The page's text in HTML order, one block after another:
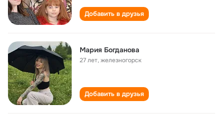
Добавить в друзья
Мария Богданова
27 лет,железногорск
Добавить в друзья